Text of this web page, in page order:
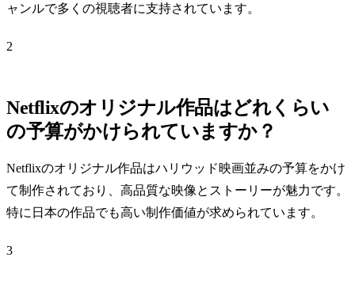
ャンルで多くの視聴者に支持されています。
2
Netflixのオリジナル作品はどれくらい
の予算がかけられていますか？
Netflixのオリジナル作品はハリウッド映画並みの予算をかけ
て制作されており、高品質な映像とストーリーが魅力です。
特に日本の作品でも高い制作価値が求められています。
3